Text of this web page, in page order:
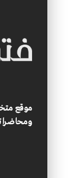
موقع